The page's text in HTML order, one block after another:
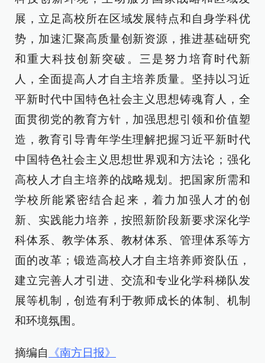
展，立足高校所在区域发展特点和自身学科优
势，加速汇聚高质量创新资源，推进基础研究
和重大科技创新突破。三是努力培育时代新
人，全面提高人才自主培养质量。坚持以习近
平新时代中国特色社会主义思想铸魂育人，全
面贯彻党的教育方针，加强思想引领和价值塑
造，教育引导青年学生理解把握习近平新时代
中国特色社会主义思想世界观和方法论；强化
高校人才自主培养的战略规划。把国家所需和
学校所能紧密结合起来，着力加强人才的创
新、实践能力培养，按照新阶段新要求深化学
科体系、教学体系、教材体系、管理体系等方
面的改革；锻造高校人才自主培养师资队伍，
建立完善人才引进、交流和专业化学科梯队发
展等机制，创造有利于教师成长的体制、机制
和环境氛围。
摘编自 《南方日报》